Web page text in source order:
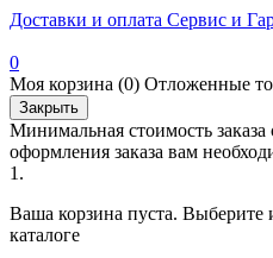
Доставки и оплата Сервис и
0
Моя корзина (0) Отложенные
Закрыть
Минимальная стоимость заказа
оформления заказа вам
1.
Ваша корзина пуста. Выберите
каталоге